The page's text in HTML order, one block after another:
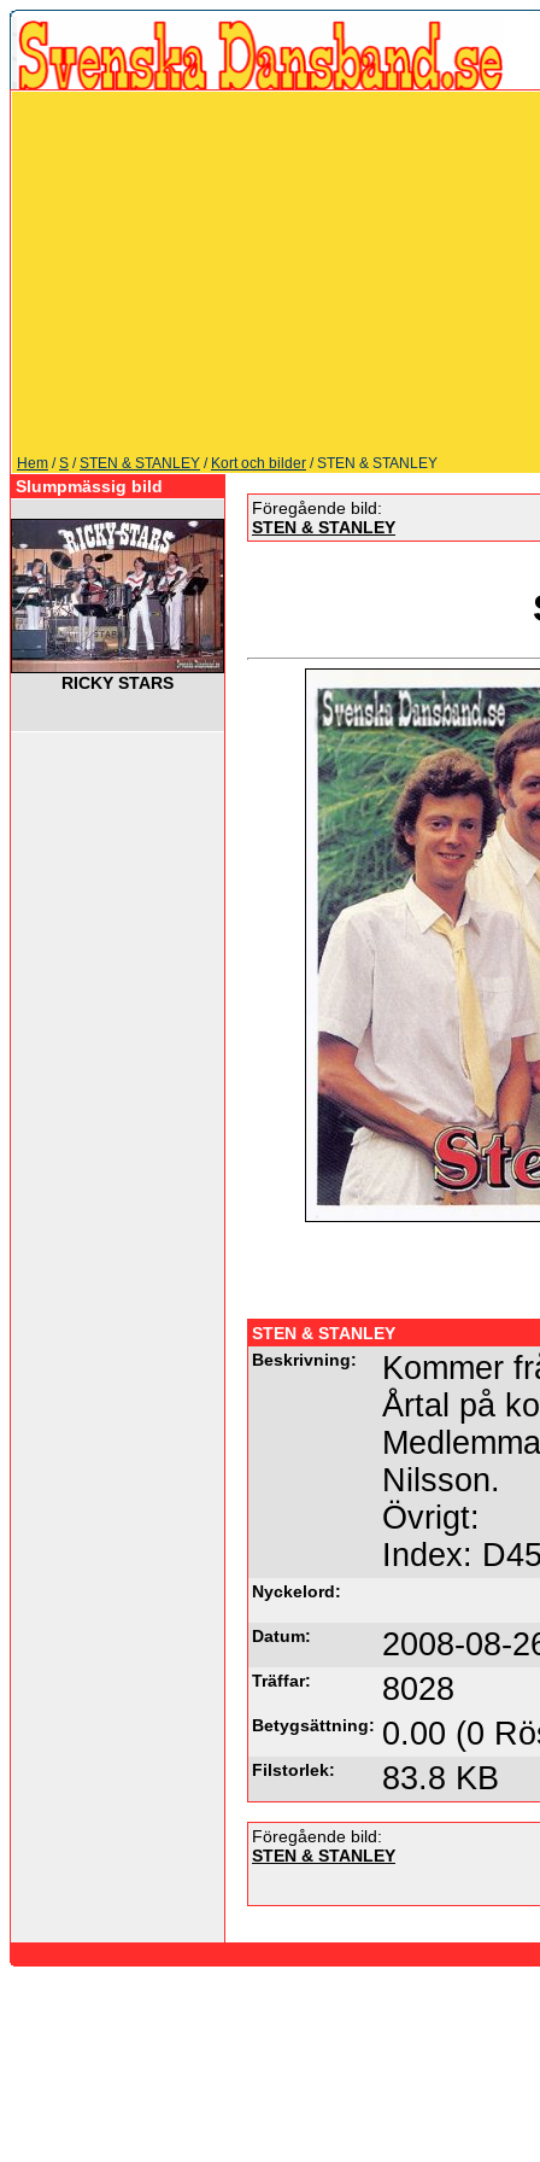
Hem /S /STEN & STANLEY / Kort och bilder / STEN & STANLEY
Slumpmässig bild
RICKY STARS
Föregående bild:
STEN & STANLEY
STEN & STANLEY
Beskrivning:
Kommer
Årtal på
Nilsson.
Övrigt:
Index:
Nyckelord:
Datum: 2008-08-
Träffar: 8028
Betygsättning: 0.00 (0
Filstorlek: 83.8 KB
Föregående bild:
STEN & STANLEY